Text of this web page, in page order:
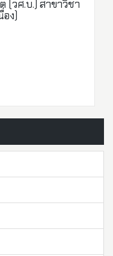
(วศ.บ.) สาขาวิชา
ง)